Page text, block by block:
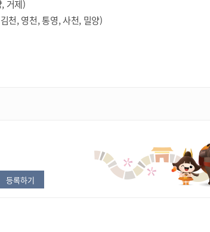
거제)
천, 영천, 통영, 사천, 밀양)